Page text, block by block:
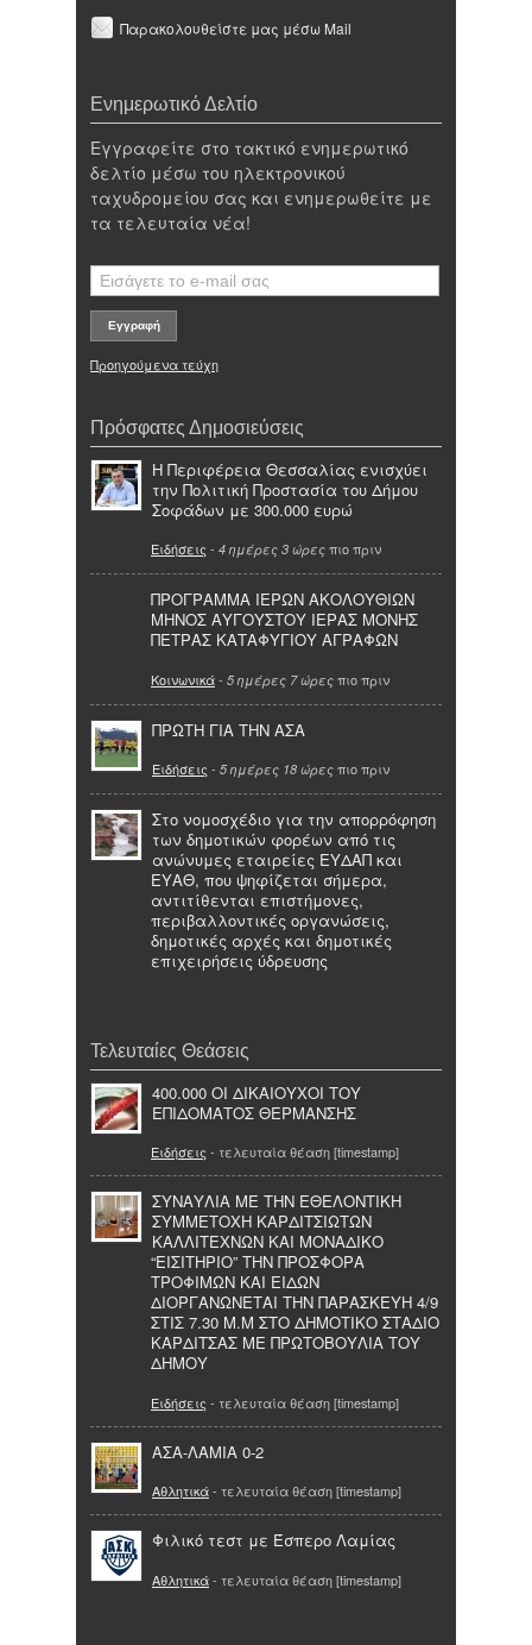
Παρακολουθείστε μας μέσω Mail
Ενημερωτικό Δελτίο
Εγγραφείτε στο τακτικό ενημερωτικό
δελτίο μέσω του ηλεκτρονικού
ταχυδρομείου σας και ενημερωθείτε με
τα τελευταία νέα!
Προηγούμενα τεύχη
Πρόσφατες Δημοσιεύσεις
Η Περιφέρεια Θεσσαλίας ενισχύει
την Πολιτική Προστασία του Δήμου
Σοφάδων με 300.000 ευρώ
Ειδήσεις - 4 ημέρες 3 ώρες πιο πριν
ΠΡΟΓΡΑΜΜΑ ΙΕΡΩΝ ΑΚΟΛΟΥΘΙΩΝ
ΜΗΝΟΣ ΑΥΓΟΥΣΤΟΥ ΙΕΡΑΣ ΜΟΝΗΣ
ΠΕΤΡΑΣ ΚΑΤΑΦΥΓΙΟΥ ΑΓΡΑΦΩΝ
Κοινωνικά- 5 ημέρες 7 ώρες πιο πριν
ΠΡΩΤΗ ΓΙΑ ΤΗΝ ΑΣΑ
Ειδήσεις - 5 ημέρες 18 ώρες πιο πριν
Στο νομοσχέδιο για την απορρόφηση
των δημοτικών φορέων από τις
ανώνυμες εταιρείες ΕΥΔΑΠ και
ΕΥΑΘ, που ψηφίζεται σήμερα,
αντιτίθενται επιστήμονες,
περιβαλλοντικές οργανώσεις,
δημοτικές αρχές και δημοτικές
επιχειρήσεις ύδρευσης
Τελευταίες Θεάσεις
400.000 ΟΙ ΔΙΚΑΙΟΥΧΟΙ ΤΟΥ
ΕΠΙΔΟΜΑΤΟΣ ΘΕΡΜΑΝΣΗΣ
Ειδήσεις - τελευταία θέαση [timestamp]
ΣΥΝΑΥΛΙΑ ΜΕ ΤΗΝ ΕΘΕΛΟΝΤΙΚΗ
ΣΥΜΜΕΤΟΧΗ ΚΑΡΔΙΤΣΙΩΤΩΝ
ΚΑΛΛΙΤΕΧΝΩΝ ΚΑΙ ΜΟΝΑΔΙΚΟ
“ΕΙΣΙΤΗΡΙΟ” ΤΗΝ ΠΡΟΣΦΟΡΑ
ΤΡΟΦΙΜΩΝ ΚΑΙ ΕΙΔΩΝ
ΔΙΟΡΓΑΝΩΝΕΤΑΙ ΤΗΝ ΠΑΡΑΣΚΕΥΗ 4/9
ΣΤΙΣ 7.30 Μ.Μ ΣΤΟ ΔΗΜΟΤΙΚΟ ΣΤΑΔΙΟ
ΚΑΡΔΙΤΣΑΣ ΜΕ ΠΡΩΤΟΒΟΥΛΙΑ ΤΟΥ
ΔΗΜΟΥ
Ειδήσεις - τελευταία θέαση [timestamp]
ΑΣΑ-ΛΑΜΙΑ 0-2
Αθλητικά- τελευταία θέαση [timestamp]
Φιλικό τεστ με Έσπερο Λαμίας
Αθλητικά- τελευταία θέαση [timestamp]